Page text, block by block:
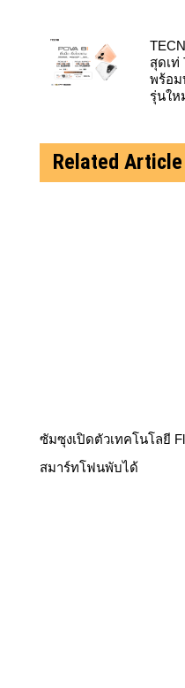
สุดเท่
พร้อ
รุ่นให
Related Article
สมาร์ทโฟนพับได้